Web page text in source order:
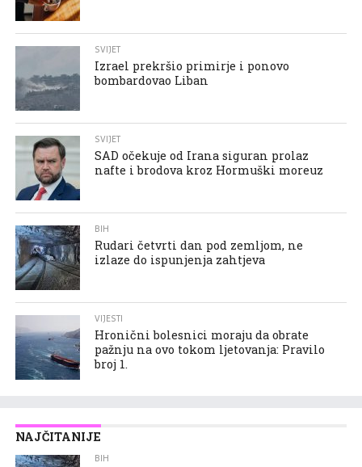
SVIJET
Izrael prekršio primirje i ponovo
bombardovao Liban
SVIJET
SAD očekuje od Irana siguran prolaz
nafte i brodova kroz Hormuški moreuz
BIH
Rudari četvrti dan pod zemljom, ne
izlaze do ispunjenja zahtjeva
VIJESTI
Hronični bolesnici moraju da obrate
pažnju na ovo tokom ljetovanja: Pravilo
broj 1.
NAJČITANIJE
BIH